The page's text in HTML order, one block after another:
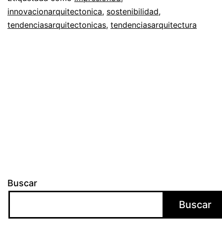
innovacionarquitectonica, sostenibilidad,
tendenciasarquitectonicas, tendenciasarquitectura
Buscar
Buscar